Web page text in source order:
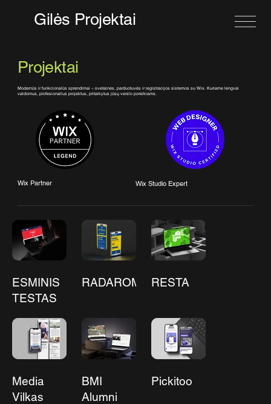
Gilės Projektai
Projektai
Modernūs ir funkcionalūs sprendimai – svetainės, parduotuvės ir registracijos sistemos su Wix. Kuriame lengvai
valdomus, profesionalius projektus, pritaikytus jūsų verslo poreikiams.
Wix Partner Wix Studio Expert
ESMINIS
TESTAS
RADAROM! RESTA
Media
Vilkas
BMI
Alumni
Pickitoo